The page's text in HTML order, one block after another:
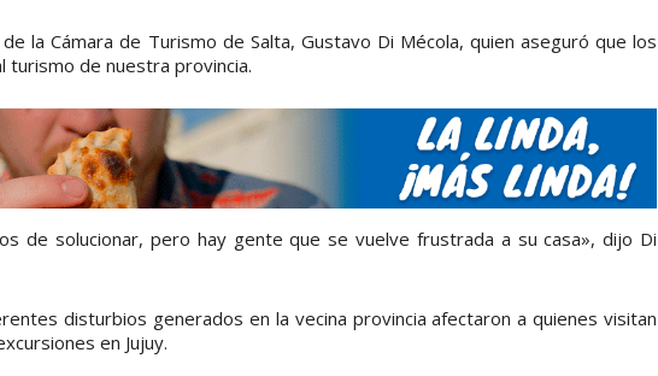
la Cámara de Turismo de Salta, Gustavo Di Mécola, quien aseguró que los
turismo de nuestra provincia.
de solucionar, pero hay gente que se vuelve frustrada a su casa», dijo Di
disturbios generados en la vecina provincia afectaron a quienes visitan
en Jujuy.